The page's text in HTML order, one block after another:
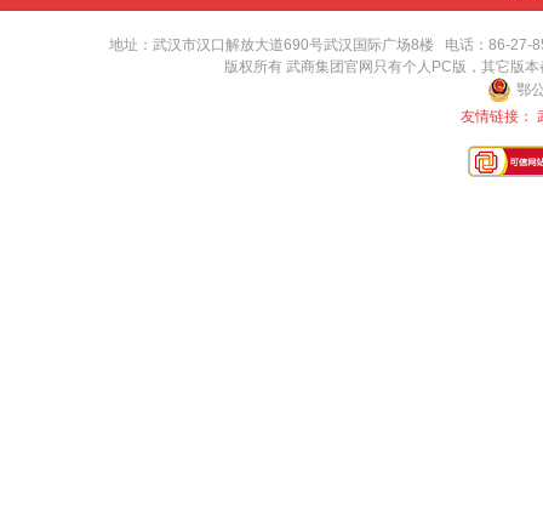
地址：武汉市汉口解放大道690号武汉国际广场8楼 电话：86-
版权所有 武商集团官网只有个人PC版，其它版
鄂
友情链接：